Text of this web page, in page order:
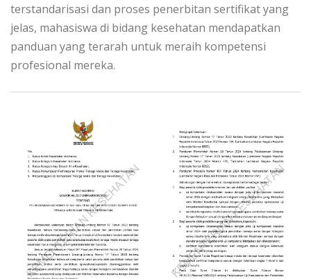
terstandarisasi dan proses penerbitan sertifikat yang
jelas, mahasiswa di bidang kesehatan mendapatkan
panduan yang terarah untuk meraih kompetensi
profesional mereka.